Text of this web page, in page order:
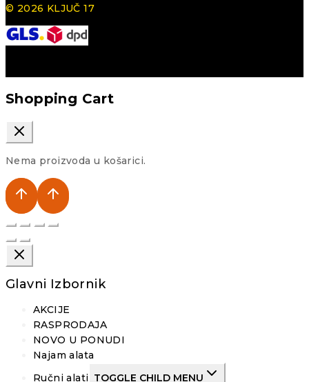
© 2026 KLJUČ 17
Shopping Cart
Nema proizvoda u košarici.
Glavni Izbornik
AKCIJE
RASPRODAJA
NOVO U PONUDI
Najam alata
Ručni alati TOGGLE CHILD MENU